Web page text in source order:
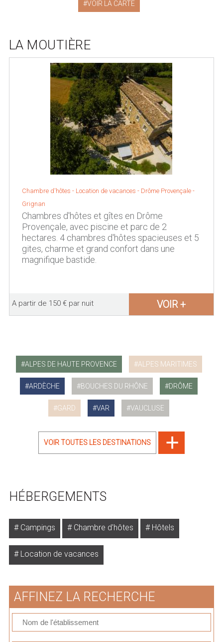
VOIR LA CARTE
LA MOUTIÈRE
Chambre d'hôtes - Location de vacances - Drôme Provençale -
Grignan
Chambres d'hôtes et gîtes en Drôme
Provençale, avec piscine et parc de 2
hectares. 4 chambres d'hôtes spacieuses et 5
gites, charme et grand confort dans une
magnifique bastide.
A partir de 150 € par nuit VOIR +
ALPES DE HAUTE PROVENCE ALPES MARITIMES
ARDÈCHE BOUCHES DU RHÔNE DRÔME
GARD VAR VAUCLUSE
VOIR TOUTES LES DESTINATIONS
HÉBERGEMENTS
Campings Chambre d'hôtes Hôtels
Location de vacances
AFFINEZ LA RECHERCHE